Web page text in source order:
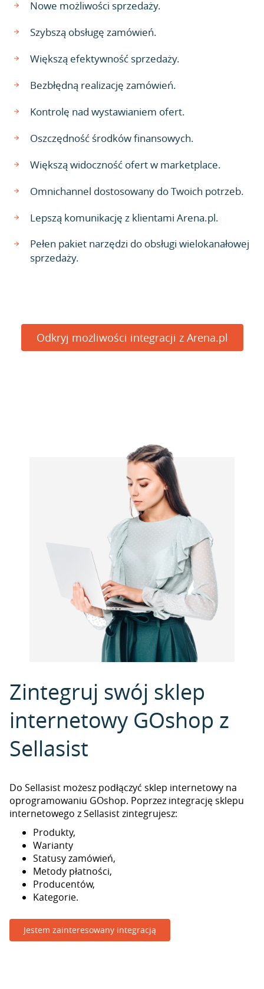
Nowe możliwości sprzedaży.
Szybszą obsługę zamówień.
Większą efektywność sprzedaży.
Bezbłędną realizację zamówień.
Kontrolę nad wystawianiem ofert.
Oszczędność środków finansowych.
Większą widoczność ofert w marketplace.
Omnichannel dostosowany do Twoich potrzeb.
Lepszą komunikację z klientami Arena.pl.
Pełen pakiet narzędzi do obsługi wielokanałowej
sprzedaży.
Odkryj możliwości integracji z Arena.pl
Zintegruj swój sklep
internetowy GOshop z
Sellasist
Do Sellasist możesz podłączyć sklep internetowy na
oprogramowaniu GOshop. Poprzez integrację sklepu
internetowego z Sellasist zintegrujesz:
Produkty,
Warianty
Statusy zamówień,
Metody płatności,
Producentów,
Kategorie.
Jestem zainteresowany integracją